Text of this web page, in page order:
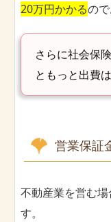
20万円かかるので
さらに社会保
ともっと出費
営業保証
不動産業を営む
す。